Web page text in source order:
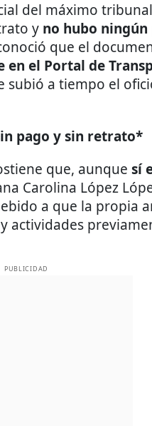
del máximo
y no hubo ningún
que el
en el Portal de
subió a tiempo el
pago y sin retrato*
que, aunque sí
Carolina López
a que la propia
actividades
PUBLICIDAD